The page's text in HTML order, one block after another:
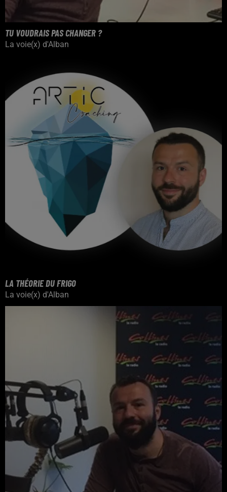
TU VOUDRAIS PAS CHANGER ?
La voie(x) d'Alban
LA THÉORIE DU FRIGO
La voie(x) d'Alban